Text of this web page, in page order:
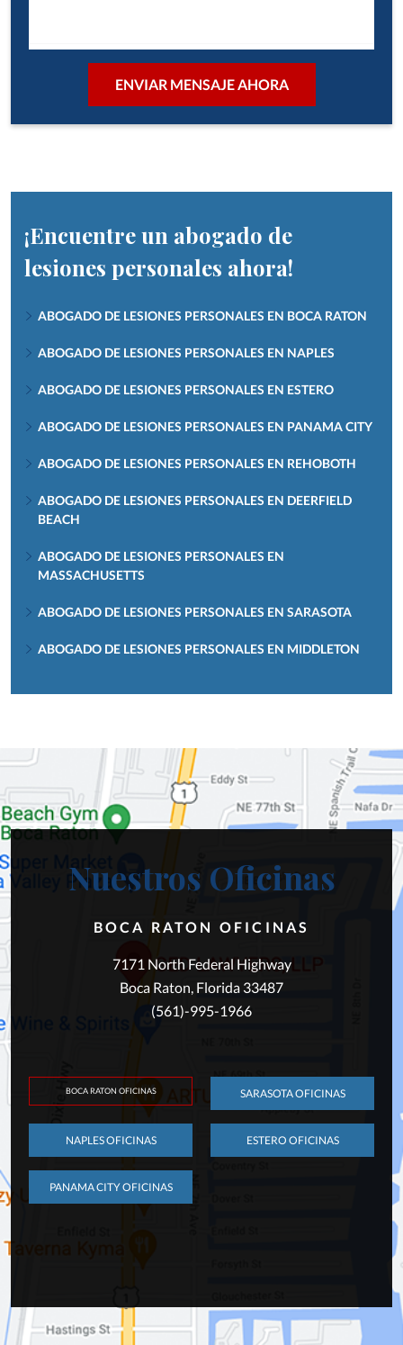
¡Encuentre un abogado de
lesiones personales ahora!
ABOGADO DE LESIONES PERSONALES EN BOCA RATON
ABOGADO DE LESIONES PERSONALES EN NAPLES
ABOGADO DE LESIONES PERSONALES EN ESTERO
ABOGADO DE LESIONES PERSONALES EN PANAMA CITY
ABOGADO DE LESIONES PERSONALES EN REHOBOTH
ABOGADO DE LESIONES PERSONALES EN DEERFIELD
BEACH
ABOGADO DE LESIONES PERSONALES EN
MASSACHUSETTS
ABOGADO DE LESIONES PERSONALES EN SARASOTA
ABOGADO DE LESIONES PERSONALES EN MIDDLETON
Nuestros Oficinas
BOCA RATON OFICINAS
7171 North Federal Highway
Boca Raton, Florida 33487
(561)-995-1966
BOCA RATON OFICINAS SARASOTA OFICINAS
NAPLES OFICINAS ESTERO OFICINAS
PANAMA CITY OFICINAS